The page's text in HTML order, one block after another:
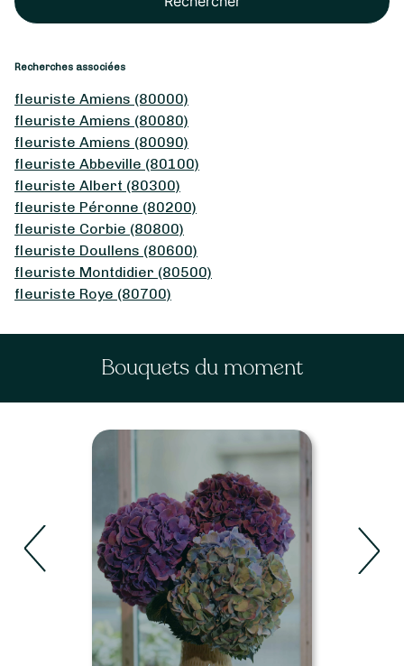
Recherches associées
fleuriste Amiens (80000)
fleuriste Amiens (80080)
fleuriste Amiens (80090)
fleuriste Abbeville (80100)
fleuriste Albert (80300)
fleuriste Péronne (80200)
fleuriste Corbie (80800)
fleuriste Doullens (80600)
fleuriste Montdidier (80500)
fleuriste Roye (80700)
Bouquets du moment